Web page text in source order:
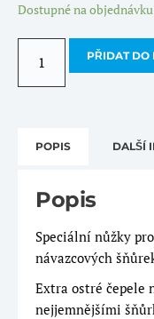
Dostupné na objednávku
´Us
Scissors
PŘIDAT DO
POPIS DALŠÍ
Popis
Speciální nůžky
návazcových
Extra ostré čepele
nejjemnějšími